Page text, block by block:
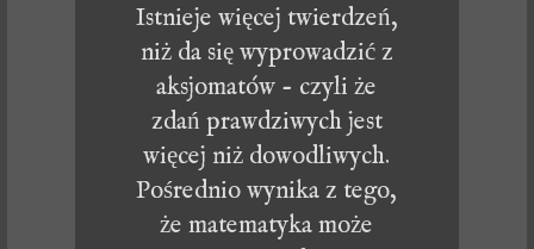
Istnieje więcej twierdzeń,
niż da się wyprowadzić z
aksjomatów - czyli że
zdań prawdziwych jest
więcej niż dowodliwych.
Pośrednio wynika z tego,
że matematyka może